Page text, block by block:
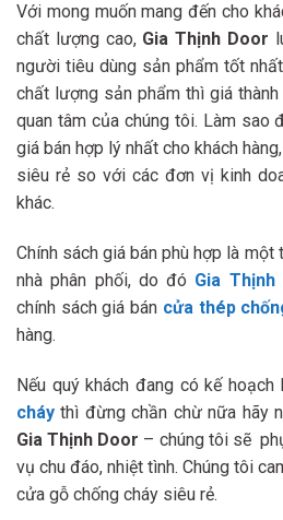
Với mong muốn mang đến cho
chất lượng cao, Gia Thịnh Door
người tiêu dùng sản phẩm tốt
chất lượng sản phẩm thì giá
quan tâm của chúng tôi. Làm sao
giá bán hợp lý nhất cho khách
siêu rẻ so với các đơn vị kinh
khác.
Chính sách giá bán phù hợp là
nhà phân phối, do đó Gia Thịnh
chính sách giá bán cửa thép
hàng.
Nếu quý khách đang có kế
cháy thì đừng chần chừ nữa hãy
Gia Thịnh Door – chúng tôi sẽ
vụ chu đáo, nhiệt tình. Chúng tôi
cửa gỗ chống cháy siêu rẻ.